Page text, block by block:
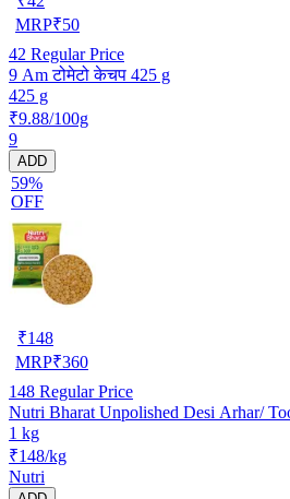
MRP₹50
42 Regular Price
9 Am टोमेटो केचप 425 g
425 g
₹9.88/100g
9
ADD
59%
OFF
₹148
MRP₹360
148 Regular Price
Nutri Bharat Unpolished Desi Arhar/
1 kg
₹148/kg
Nutri